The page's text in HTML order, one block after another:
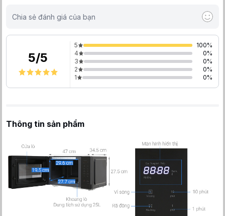
Chia sẻ đánh giá của bạn
5/5
5 100%
4
0%
3
0%
2
0%
1
0%
Thông tin sản phẩm